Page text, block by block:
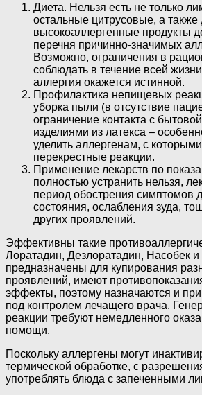
Диета. Нельзя есть не только
остальные цитрусовые, а также
высокоаллергенные продукты
перечня причинно-значимых
Возможно, ограничения в
соблюдать в течение всей
аллергия окажется истинной.
Профилактика непищевых
уборка пыли (в отсутствие
ограничение контакта с
изделиями из латекса –
уделить аллергенам, с
перекрестные реакции.
Применение лекарств по
полностью устранить нельзя,
период обострения симптомов
состояния, ослабления зуда,
других проявлений.
Эффективны такие
Лоратадин, Дезлоратадин, Насобек
предназначены для купирования
проявлений, имеют
эффекты, поэтому назначаются и
под контролем лечащего врача.
реакции требуют немедленного
помощи.
Поскольку аллергены могут
термической обработке, с
употреблять блюда с запеченными